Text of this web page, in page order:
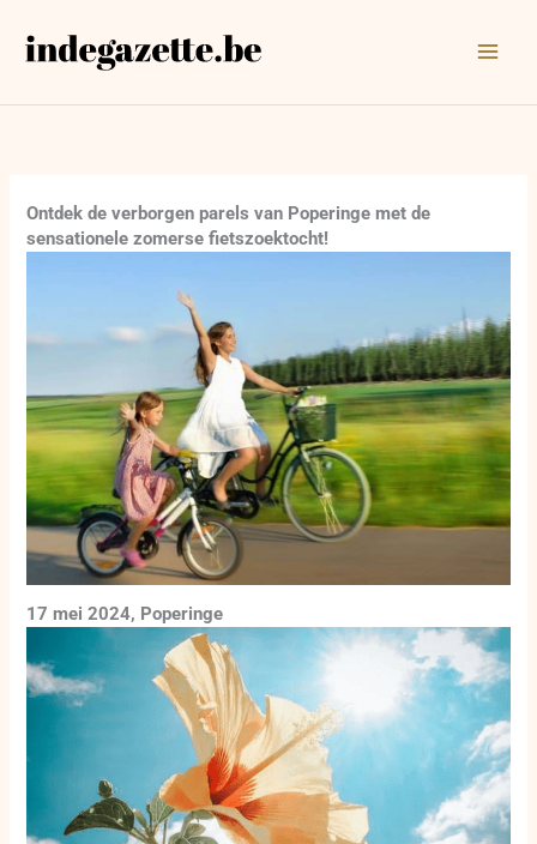
naar
Ontdek de verborgen parels van Poperinge met de
sensationele zomerse fietszoektocht!
17 mei 2024, Poperinge